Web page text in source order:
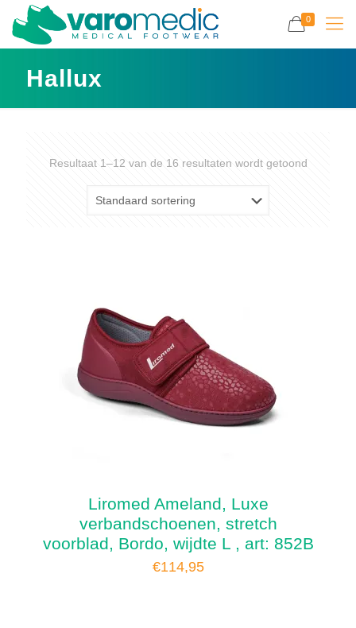
0
Hallux
Resultaat 1–12 van de 16 resultaten wordt getoond
Liromed Ameland, Luxe
verbandschoenen, stretch
voorblad, Bordo, wijdte L , art: 852B
€114,95